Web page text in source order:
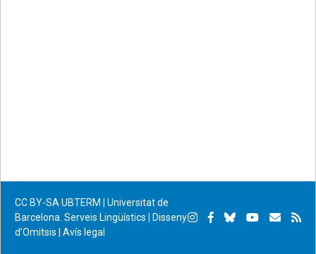
CC BY-SA UBTERM | Universitat de
Barcelona. Serveis Lingüístics
Disseny
d’Omitsis
Avís legal
Instagram
Facebook
BlueskyYouTube